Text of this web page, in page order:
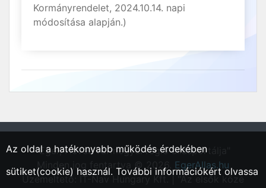
Kormányrendelet, 2024.10.14. napi
módosítása alapján.)
"Eger, Heves vármegyei régió állásportálja"
Minden jog fentartva © 2026. EgerAllas.hu
Üzemeltető: IT-Nav Hungary Kft. | "Az elsők közé
Az oldal a hatékonyabb működés érdekében
sütiket(cookie) használ. További információkért olvassa